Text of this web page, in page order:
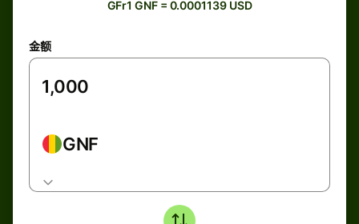
GFr1 GNF = 0.0001139 USD
金额
GNF